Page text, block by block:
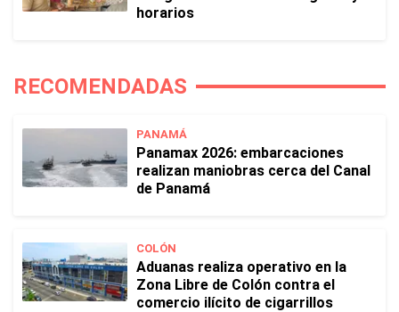
horarios
RECOMENDADAS
PANAMÁ
Panamax 2026: embarcaciones
realizan maniobras cerca del Canal
de Panamá
COLÓN
Aduanas realiza operativo en la
Zona Libre de Colón contra el
comercio ilícito de cigarrillos